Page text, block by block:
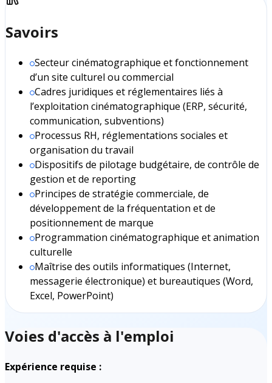
Savoirs
Secteur cinématographique et fonctionnement
d’un site culturel ou commercial
Cadres juridiques et réglementaires liés à
l’exploitation cinématographique (ERP, sécurité,
communication, subventions)
Processus RH, réglementations sociales et
organisation du travail
Dispositifs de pilotage budgétaire, de contrôle de
gestion et de reporting
Principes de stratégie commerciale, de
développement de la fréquentation et de
positionnement de marque
Programmation cinématographique et animation
culturelle
Maîtrise des outils informatiques (Internet,
messagerie électronique) et bureautiques (Word,
Excel, PowerPoint)
Voies d'accès à l'emploi
Expérience requise :